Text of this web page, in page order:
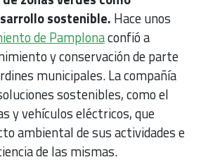
sostenible. Hace unos
de Pamplonaconfió a
y conservación de parte
municipales. La compañía
sostenibles, como el
y vehículos eléctricos, que
ambiental de sus actividades e
de las mismas.